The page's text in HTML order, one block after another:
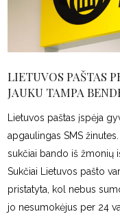
LIETUVOS PAŠTAS
JAUKU TAMPA
Lietuvos paštas įspėja
apgaulingas SMS
sukčiai bando iš žmonių
Sukčiai Lietuvos pašto
pristatyta, kol nebus
jo nesumokėjus per 24